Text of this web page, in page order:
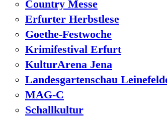
Country Messe
Erfurter Herbstlese
Goethe-Festwoche
Krimifestival Erfurt
KulturArena Jena
Landesgartenschau
MAG-C
Schallkultur